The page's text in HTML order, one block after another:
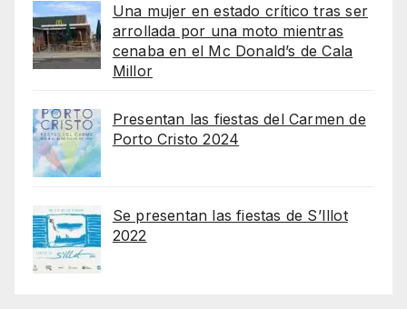
Una mujer en estado crítico tras ser
arrollada por una moto mientras
cenaba en el Mc Donald’s de Cala
Millor
Presentan las fiestas del Carmen de
Porto Cristo 2024
Se presentan las fiestas de S’Illot
2022